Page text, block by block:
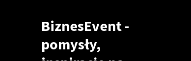
BiznesEvent -
pomysły,